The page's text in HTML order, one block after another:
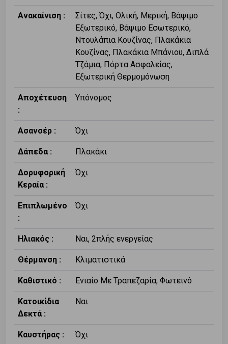
Ανακαίνιση :
Σίτες, Όχι, Ολική, Μερική, Βάψιμο
Εξωτερικό, Βάψιμο Εσωτερικό,
Ντουλάπια Κουζίνας, Πλακάκια
Κουζίνας, Πλακάκια Μπάνιου, Διπλά
Τζάμια, Πόρτα Ασφαλείας,
Εξωτερική Θερμομόνωση
Αποχέτευση
:
Υπόνομος
Ασανσέρ : Όχι
Δάπεδα : Πλακάκι
Δορυφορική
Κεραία :
Όχι
Επιπλωμένο
:
Όχι
Ηλιακός : Ναι, 2πλής ενεργείας
Θέρμανση : Κλιματιστικά
Καθιστικό : Ενιαίο Με Τραπεζαρία, Φωτεινό
Κατοικίδια
Δεκτά :
Ναι
Καυστήρας : Όχι